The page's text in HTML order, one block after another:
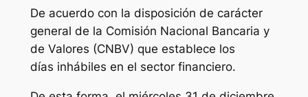
De acuerdo con la disposición de carácter
general de la Comisión Nacional Bancaria y
de Valores (CNBV) que establece los
días inhábiles en el sector financiero.